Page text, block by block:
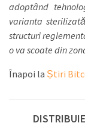
adoptând
varianta
structuri
o va scoate din
Înapoi la Știri